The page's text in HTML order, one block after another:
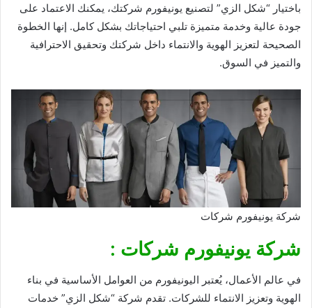
باختيار “شكل الزي” لتصنيع يونيفورم شركتك، يمكنك الاعتماد على
جودة عالية وخدمة متميزة تلبي احتياجاتك بشكل كامل. إنها الخطوة
الصحيحة لتعزيز الهوية والانتماء داخل شركتك وتحقيق الاحترافية
والتميز في السوق.
شركة يونيفورم شركات
شركة يونيفورم شركات :
في عالم الأعمال، يُعتبر اليونيفورم من العوامل الأساسية في بناء
الهوية وتعزيز الانتماء للشركات. تقدم شركة “شكل الزي” خدمات